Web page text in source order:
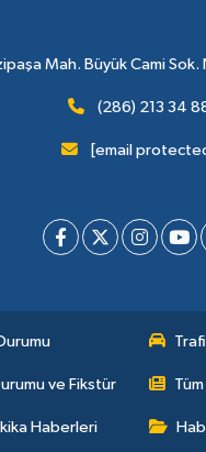
Mah. Büyük Cami
(286) 213 34
[email
ve Fikstür
Haberleri